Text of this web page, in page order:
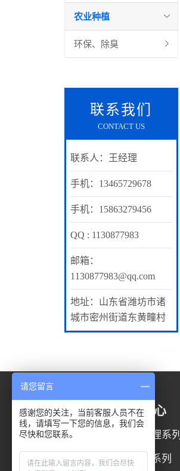
农业种植
环保、除臭
联系我们
CONTACT US
联系人：王经理
手机：13465729678
手机：15863279456
QQ : 1130877983
邮箱：
1130877983@qq.com
地址：山东省潍坊市诸
城市密州街道东黄疃村
产品中心
成套污水处理系列
环保设备系列
请您留言
感谢您的关注，当前客服人员不在
线，请填写一下您的信息，我们会
尽快和您联系。